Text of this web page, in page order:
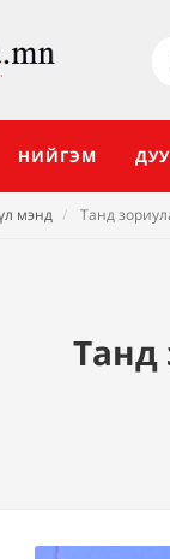
НИЙГЭМ
мэнд Танд
Танд